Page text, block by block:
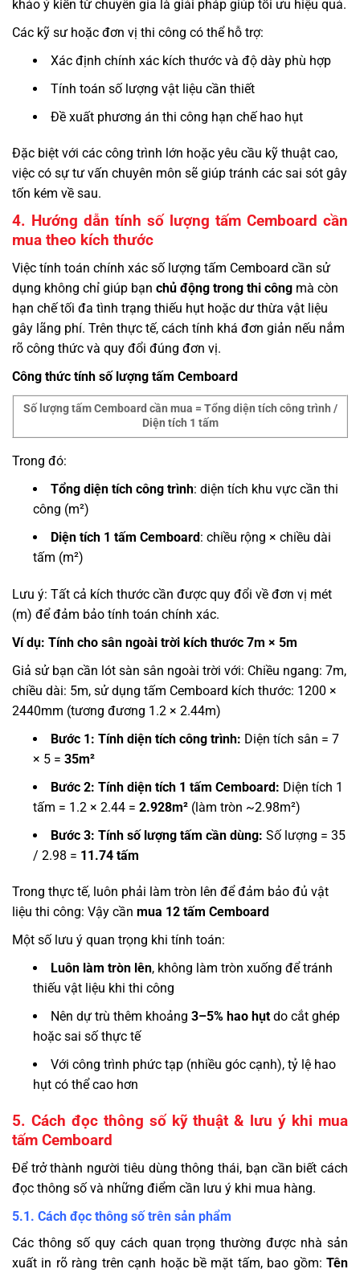
khảo ý kiến từ chuyên gia là giải pháp giúp tối ưu hiệu quả.
Các kỹ sư hoặc đơn vị thi công có thể hỗ trợ:
Xác định chính xác kích thước và độ dày phù hợp
Tính toán số lượng vật liệu cần thiết
Đề xuất phương án thi công hạn chế hao hụt
Đặc biệt với các công trình lớn hoặc yêu cầu kỹ thuật cao,
việc có sự tư vấn chuyên môn sẽ giúp tránh các sai sót gây
tốn kém về sau.
4. Hướng dẫn tính số lượng tấm Cemboard cần
mua theo kích thước
Việc tính toán chính xác số lượng tấm Cemboard cần sử
dụng không chỉ giúp bạn chủ động trong thi công mà còn
hạn chế tối đa tình trạng thiếu hụt hoặc dư thừa vật liệu
gây lãng phí. Trên thực tế, cách tính khá đơn giản nếu nắm
rõ công thức và quy đổi đúng đơn vị.
Công thức tính số lượng tấm Cemboard
Số lượng tấm Cemboard cần mua = Tổng diện tích công trình /
Diện tích 1 tấm
Trong đó:
Tổng diện tích công trình: diện tích khu vực cần thi
công (m²)
Diện tích 1 tấm Cemboard: chiều rộng × chiều dài
tấm (m²)
Lưu ý: Tất cả kích thước cần được quy đổi về đơn vị mét
(m) để đảm bảo tính toán chính xác.
Ví dụ: Tính cho sân ngoài trời kích thước 7m × 5m
Giả sử bạn cần lót sàn sân ngoài trời với: Chiều ngang: 7m,
chiều dài: 5m, sử dụng tấm Cemboard kích thước: 1200 ×
2440mm (tương đương 1.2 × 2.44m)
Bước 1: Tính diện tích công trình: Diện tích sân = 7
× 5 = 35m²
Bước 2: Tính diện tích 1 tấm Cemboard: Diện tích 1
tấm = 1.2 × 2.44 = 2.928m² (làm tròn ~2.98m²)
Bước 3: Tính số lượng tấm cần dùng: Số lượng = 35
/ 2.98 = 11.74 tấm
Trong thực tế, luôn phải làm tròn lên để đảm bảo đủ vật
liệu thi công: Vậy cần mua 12 tấm Cemboard
Một số lưu ý quan trọng khi tính toán:
Luôn làm tròn lên, không làm tròn xuống để tránh
thiếu vật liệu khi thi công
Nên dự trù thêm khoảng 3–5% hao hụt do cắt ghép
hoặc sai số thực tế
Với công trình phức tạp (nhiều góc cạnh), tỷ lệ hao
hụt có thể cao hơn
5. Cách đọc thông số kỹ thuật & lưu ý khi mua
tấm Cemboard
Để trở thành người tiêu dùng thông thái, bạn cần biết cách
đọc thông số và những điểm cần lưu ý khi mua hàng.
5.1. Cách đọc thông số trên sản phẩm
Các thông số quy cách quan trọng thường được nhà sản
xuất in rõ ràng trên cạnh hoặc bề mặt tấm, bao gồm: Tên